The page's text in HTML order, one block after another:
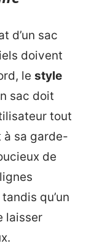
d’un sac
doivent
le style
sac doit
tout
à sa garde-
de
qu’un
laisser